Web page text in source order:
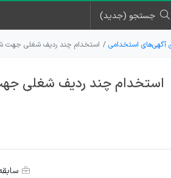
جستجو (جدید)
استخدامی استخدام چند ردیف شغلی جهت
استخدام چند ردیف شغلی